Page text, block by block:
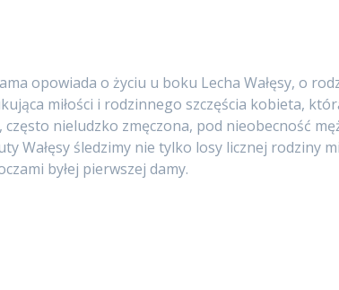
opowiada o życiu u boku Lecha Wałęsy, o
miłości i rodzinnego szczęścia kobieta,
nieludzko zmęczona, pod nieobecność
Wałęsy śledzimy nie tylko losy licznej rodziny
byłej pierwszej damy.